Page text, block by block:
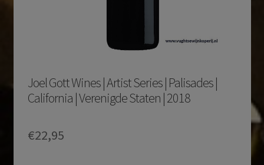
Joel Gott Wines | Artist Series | Palisades |
California | Verenigde Staten | 2018
€22,95